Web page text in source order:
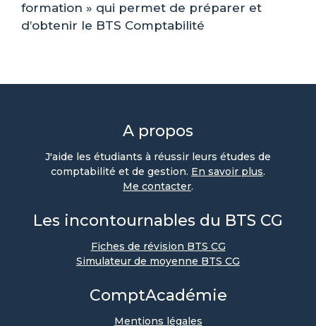
formation » qui permet de préparer et
d’obtenir le BTS Comptabilité
A propos
J'aide les étudiants à réussir leurs études de
comptabilité et de gestion. En savoir plus.
Me contacter.
Les incontournables du BTS CG
Fiches de révision BTS CG
Simulateur de moyenne BTS CG
ComptAcadémie
Mentions légales